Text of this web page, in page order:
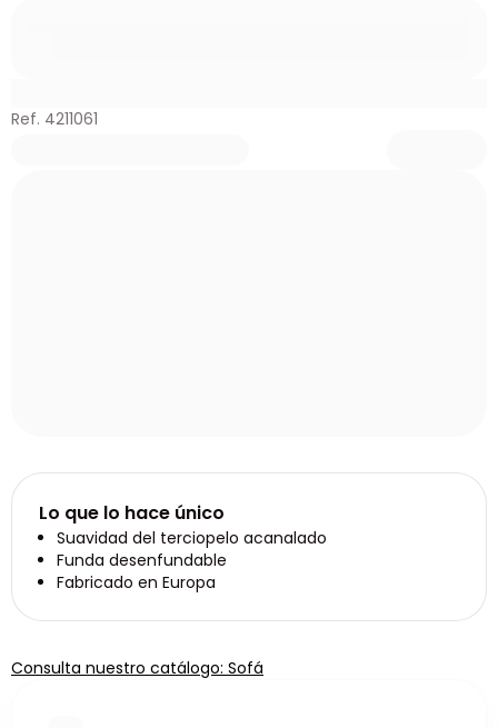
Ref. 4211061
Lo que lo hace único
Suavidad del terciopelo acanalado
Funda desenfundable
Fabricado en Europa
Consulta nuestro catálogo: Sofá